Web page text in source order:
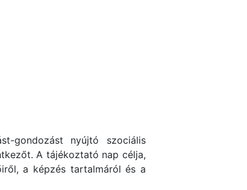
gondozást nyújtó szociális
A tájékoztató nap célja,
a képzés tartalmáról és a